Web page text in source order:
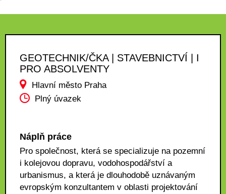
GEOTECHNIK/ČKA | STAVEBNICTVÍ | I
PRO ABSOLVENTY
Hlavní město Praha
Plný úvazek
Náplň práce
Pro společnost, která se specializuje na pozemní
i kolejovou dopravu, vodohospodářství a
urbanismus, a která je dlouhodobě uznávaným
evropským konzultantem v oblasti projektování